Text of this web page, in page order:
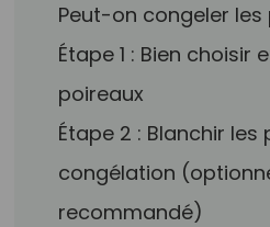
Peut-on congeler les
Étape 1 : Bien choisir
poireaux
Étape 2 : Blanchir
congélation
recommandé)